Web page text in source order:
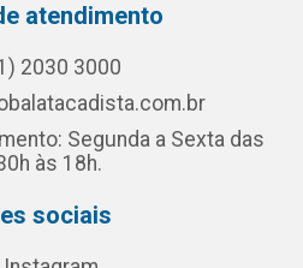
atendimento
2030 3000
Segunda a Sexta das
às 18h.
sociais